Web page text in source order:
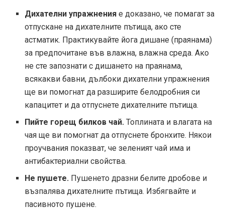
Дихателни упражненияе доказано, че помагат за
отпускане на дихателните пътища, ако сте
астматик. Практикувайте йога дишане (праянама)
за предпочитане във влажна, влажна среда. Ако
не сте запознати с дишането на праянама,
всякакви бавни, дълбоки дихателни упражнения
ще ви помогнат да разширите белодробния си
капацитет и да отпуснете дихателните пътища.
Пийте горещ билков чай.Топлината и влагата на
чая ще ви помогнат да отпуснете бронхите. Някои
проучвания показват, че зеленият чай има и
антибактериални свойства.
Не пушете. Пушенето дразни белите дробове и
възпалява дихателните пътища. Избягвайте и
пасивното пушене.